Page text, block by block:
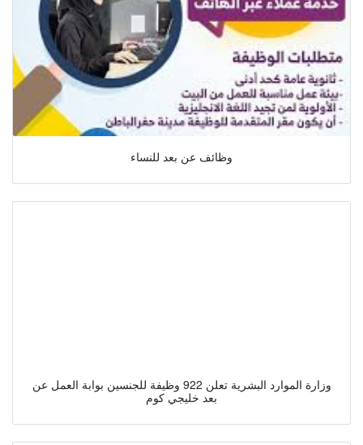
وظائف عن بعد للنساء
وزارة الموارد البشرية تعلن 922 وظيفة للجنسين بوابة العمل عن
بعد خليجي كوم